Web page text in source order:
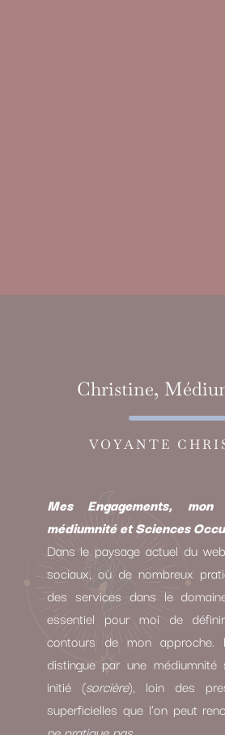
Christine,
VOYANTE
Mes Engagements,
médiumnité et Sciences
Dans le paysage actuel du
sociaux, où de nombreux
des services dans le
essentiel pour moi de
contours de mon approche.
distingue par une
initié (sorcière), loin des
superficielles que l’on peut